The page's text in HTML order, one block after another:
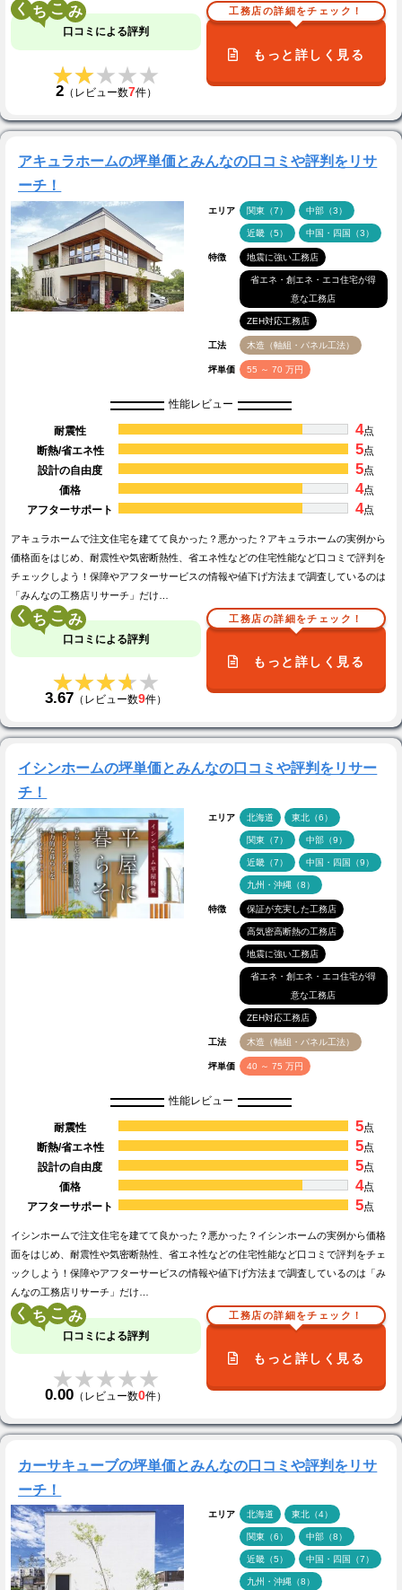
く こ
口コミによる評判
★★★★★
★★★★★
2（レビュー数7件）
工務店の詳細をチェック！
もっと詳しく見る
アキュラホームの坪単価とみんなの口コミや評判をリサ
ーチ！
エリア 関東（7） 中部（3）
近畿（5） 中国・四国（3）
特徴 地震に強い工務店
省エネ・創エネ・エコ住宅が得
意な工務店
ZEH対応工務店
工法 木造（軸組・パネル工法）
坪単価 55 ～ 70 万円
性能レビュー
耐震性 4点
断熱/省エネ性
5点
設計の自由度
5点
価格
4点
アフターサポート
4点
アキュラホームで注文住宅を建てて良かった？悪かった？アキュラホームの実例から
価格面をはじめ、耐震性や気密断熱性、省エネ性などの住宅性能など口コミで評判を
チェックしよう！保障やアフターサービスの情報や値下げ方法まで調査しているのは
「みんなの工務店リサーチ」だけ…
く こ
口コミによる評判
★★★★★
★★★★★
3.67 （レビュー数9件）
工務店の詳細をチェック！
もっと詳しく見る
イシンホームの坪単価とみんなの口コミや評判をリサー
チ！
エリア 北海道 東北（6）
関東（7） 中部（9）
近畿（7） 中国・四国（9）
九州・沖縄（8）
特徴 保証が充実した工務店
高気密高断熱の工務店
地震に強い工務店
省エネ・創エネ・エコ住宅が得
意な工務店
ZEH対応工務店
工法 木造（軸組・パネル工法）
坪単価 40 ～ 75 万円
性能レビュー
耐震性 5点
断熱/省エネ性
5点
設計の自由度
5点
価格
4点
アフターサポート
5点
イシンホームで注文住宅を建てて良かった？悪かった？イシンホームの実例から価格
面をはじめ、耐震性や気密断熱性、省エネ性などの住宅性能など口コミで評判をチェ
ックしよう！保障やアフターサービスの情報や値下げ方法まで調査しているのは「み
んなの工務店リサーチ」だけ…
く こ
口コミによる評判
★★★★★
★★★★★
0.00 （レビュー数0件）
工務店の詳細をチェック！
もっと詳しく見る
カーサキューブの坪単価とみんなの口コミや評判をリサ
ーチ！
エリア 北海道 東北（4）
関東（6） 中部（8）
近畿（5） 中国・四国（7）
九州・沖縄（8）